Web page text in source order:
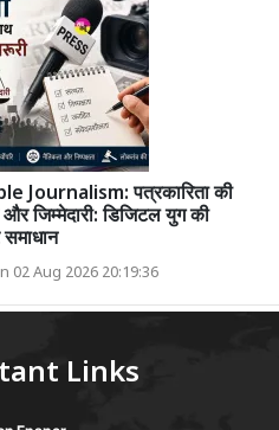
Journalism: पत्रकारिता की
और जिम्मेदारी: डिजिटल युग की
02 Aug 2026 20:19:36
Links